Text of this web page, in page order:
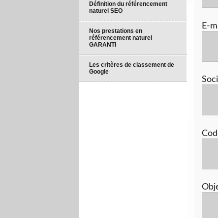
E-
Définition du référencement
naturel SEO
Nos prestations en
référencement naturel
GARANTI
Les critères de classement de
Google